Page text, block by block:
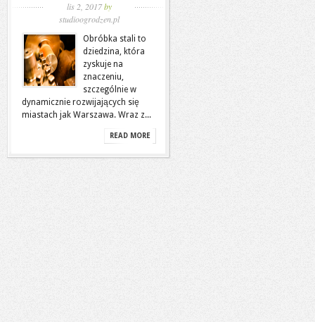
lis 2, 2017by
studioogrodzen.pl
Obróbka stali to
dziedzina, która
zyskuje na
znaczeniu,
szczególnie w
dynamicznie rozwijających się
miastach jak Warszawa. Wraz z...
READ MORE